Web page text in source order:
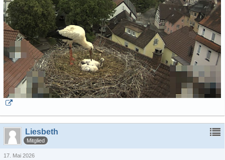
Liesbeth
Mitglied
17. Mai 2026